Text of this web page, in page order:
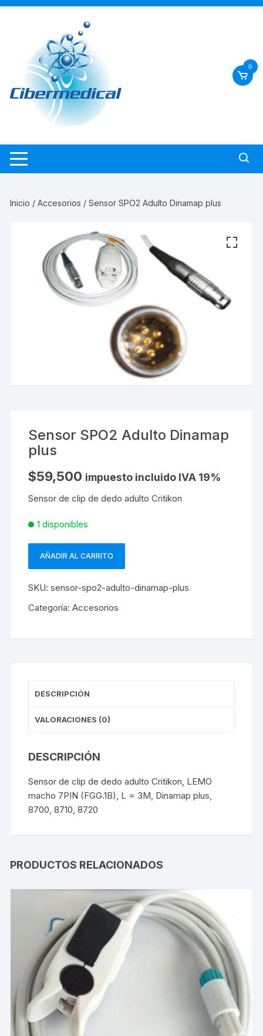
Saltar
0
Inicio /Accesorios / Sensor SPO2 Adulto Dinamap plus
Sensor SPO2 Adulto Dinamap
plus
$59,500 impuesto incluido IVA 19%
Sensor de clip de dedo adulto Critikon
1 disponibles
Sensor
Adulto
Dinamap
AÑADIR AL CARRITO
SKU:sensor-spo2-adulto-dinamap-plus
Categoría:Accesorios
DESCRIPCIÓN
VALORACIONES (0)
DESCRIPCIÓN
Sensor de clip de dedo adulto Critikon, LEMO
macho 7PIN (FGG.1B), L = 3M, Dinamap plus,
8700, 8710, 8720
PRODUCTOS RELACIONADOS